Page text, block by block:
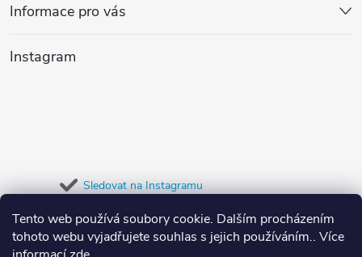
Tento web používá soubory cookie. Dalším procházením
tohoto webu vyjadřujete souhlas s jejich používáním.. Více
aInformace pro vás
Instagram
Sledovat na Instagramu
Přijímáme online platby